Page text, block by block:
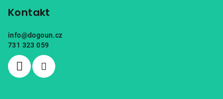
Kontakt
info@dogoun.cz
731 323 059